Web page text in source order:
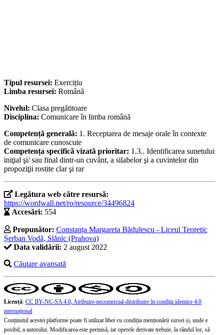
Tipul resursei: Exercițiu
Limba resursei: Română
Nivelul: Clasa pregătitoare
Disciplina: Comunicare în limba română
Competență generală: 1. Receptarea de mesaje orale în contexte
de comunicare cunoscute
Competența specifică vizată prioritar: 1.3.. Identificarea sunetului
iniţial şi/ sau final dintr-un cuvânt, a silabelor şi a cuvintelor din
propoziţii rostite clar şi rar
Legătura web către resursă:
https://wordwall.net/ro/resource/34496824
Accesări: 554
Propunător: Constanța Margareta Bădulescu - Liceul Teoretic
Șerban Vodă, Slănic (Prahova)
Data validării: 2 august 2022
Căutare avansată
Licență: CC BY-NC-SA 4.0, Atribuire-necomercial-distribuire în condiţii identice 4.0
internațional
Conținutul acestei platforme poate fi utilizat liber cu condiția menționării sursei și, unde e
posibil, a autorului. Modificarea este permisă, iar operele derivate trebuie, la rândul lor, să